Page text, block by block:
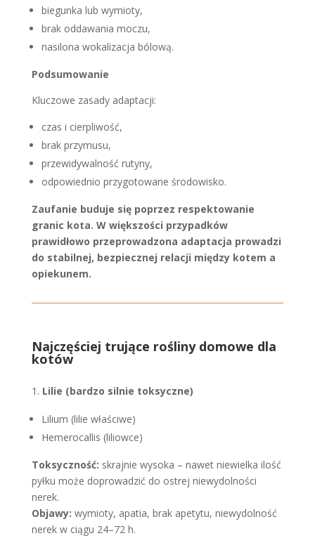
biegunka lub wymioty,
brak oddawania moczu,
nasilona wokalizacja bólową.
Podsumowanie
Kluczowe zasady adaptacji:
czas i cierpliwość,
brak przymusu,
przewidywalność rutyny,
odpowiednio przygotowane środowisko.
Zaufanie buduje się poprzez respektowanie
granic kota. W większości przypadków
prawidłowo przeprowadzona adaptacja prowadzi
do stabilnej, bezpiecznej relacji między kotem a
opiekunem.
Najczęściej trujące rośliny domowe dla
kotów
Lilie (bardzo silnie toksyczne)
Lilium (lilie właściwe)
Hemerocallis (liliowce)
Toksyczność: skrajnie wysoka – nawet niewielka ilość
pyłku może doprowadzić do ostrej niewydolności
nerek.
Objawy: wymioty, apatia, brak apetytu, niewydolność
nerek w ciągu 24–72 h.